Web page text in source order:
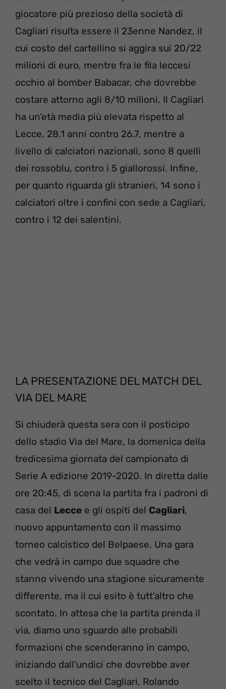
giocatore più prezioso della società di
Cagliari risulta essere il 23enne Nandez, il
cui costo del cartellino si aggira sui 20/22
milioni di euro, mentre fra le fila leccesi
occhio al bomber Babacar, che dovrebbe
costare attorno agli 8/10 milioni. Il Cagliari
ha un’età media più elevata rispetto al
Lecce, 28.1 anni contro 26.7, mentre a
livello di calciatori nazionali, sono 8 quelli
dei rossoblu, contro i 5 giallorossi. Infine,
per quanto riguarda gli stranieri, 14 sono i
calciatori oltre i confini con sede a Cagliari,
contro i 12 dei salentini.
LA PRESENTAZIONE DEL MATCH DEL
VIA DEL MARE
Si chiuderà questa sera con il posticipo
dello stadio Via del Mare, la domenica della
tredicesima giornata del campionato di
Serie A edizione 2019-2020. In diretta dalle
ore 20:45, di scena la partita fra i padroni di
casa del Lecce e gli ospiti del Cagliari,
nuovo appuntamento con il massimo
torneo calcistico del Belpaese. Una gara
che vedrà in campo due squadre che
stanno vivendo una stagione sicuramente
differente, ma il cui esito è tutt’altro che
scontato. In attesa che la partita prenda il
via, diamo uno sguardo alle probabili
formazioni che scenderanno in campo,
iniziando dall’undici che dovrebbe aver
scelto il tecnico del Cagliari, Rolando